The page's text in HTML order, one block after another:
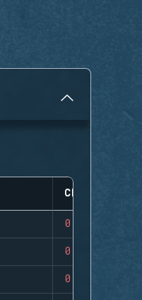
CLUTCHES
0
0
0